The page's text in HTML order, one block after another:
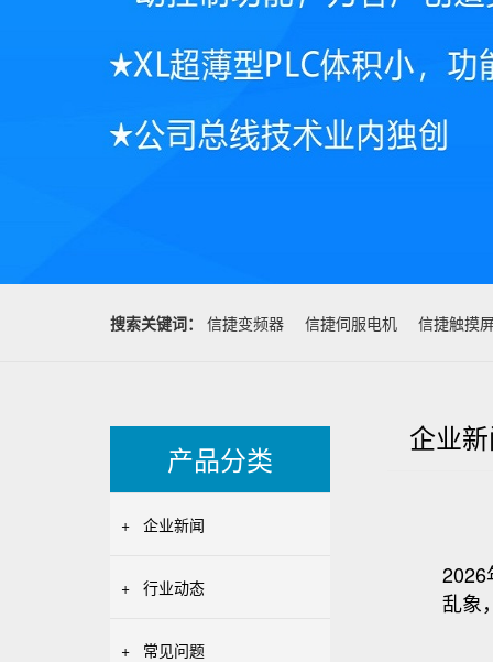
搜索关键词： 信捷变频器 信捷伺服电机 信捷触摸
产品分类
+ 企业新闻
+ 行业动态
+ 常见问题
企业
2026
乱象